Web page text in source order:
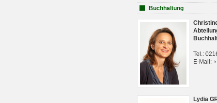
Buchhaltung
Tel.:
E-Mail:
Lydia